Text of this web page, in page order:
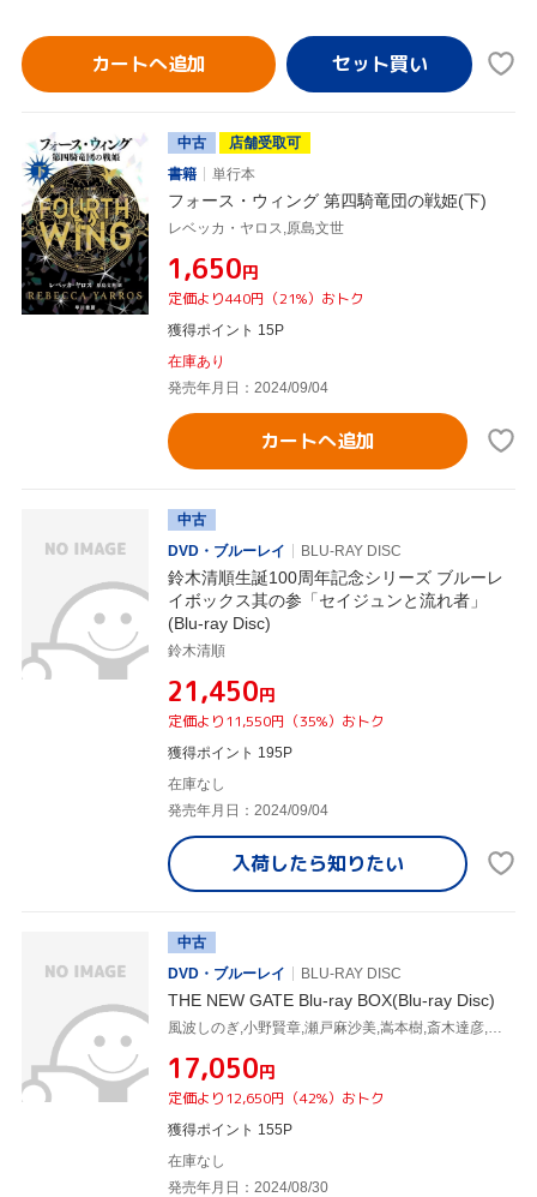
カートへ追加
中古
店舗受取可
書籍
単行本
フォース・ウィング 第四騎竜団の戦姫(下)
レベッカ・ヤロス,原島文世
¥1,650円
定価より440円（21%）おトク
獲得ポイント 15P
在庫あり
発売年月日：2024/09/04
カートへ追加
中古
DVD・ブルーレイ
BLU-RAY DISC
鈴木清順生誕100周年記念シリーズ ブルーレ
イボックス其の参「セイジュンと流れ者」
(Blu-ray Disc)
鈴木清順
¥21,450円
定価より11,550円（35%）おトク
獲得ポイント 195P
在庫なし
発売年月日：2024/09/04
入荷したら知りたい
中古
DVD・ブルーレイ
BLU-RAY DISC
THE NEW GATE Blu-ray BOX(Blu-ray Disc)
¥17,050円
定価より12,650円（42%）おトク
獲得ポイント 155P
在庫なし
発売年月日：2024/08/30